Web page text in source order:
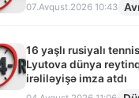
07.Avqust.2026 10:43
16 yaşlı rusiyalı
Lyutova dünya
irəliləyişə imza atdı